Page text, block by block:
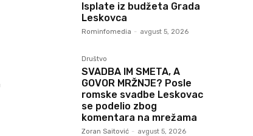
Isplate iz budžeta Grada
Leskovca
Rominfomedia - avgust 5, 2026
Društvo
SVADBA IM SMETA, A
GOVOR MRŽNJE? Posle
romske svadbe Leskovac
se podelio zbog
komentara na mrežama
Zoran Saitović - avgust 5, 2026